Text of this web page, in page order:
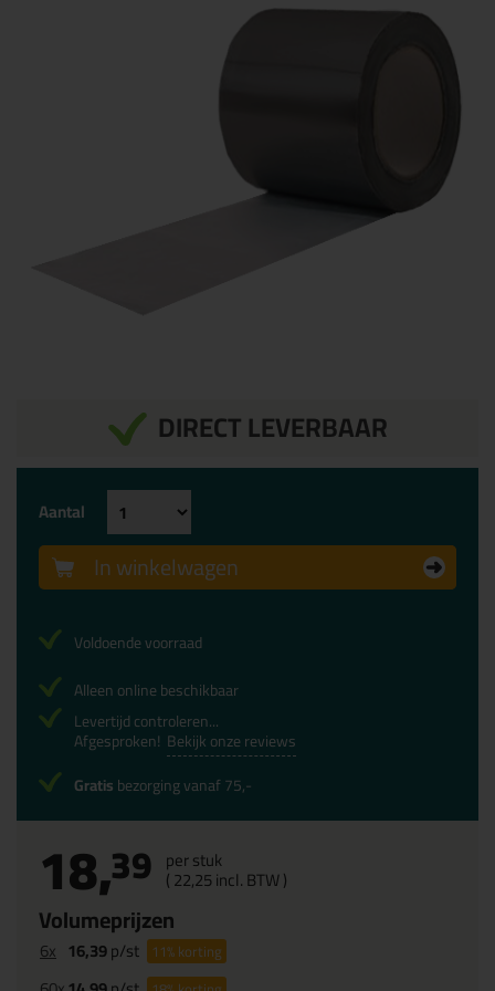
DIRECT LEVERBAAR
18,39 per stuk
(22,25incl. BTW )
Volumeprijzen
6x 16,39p/st 11%korting
Aantal
In winkelwagen
Voldoende voorraad
Alleen online beschikbaar
Levertijd controleren...
Afgesproken! Bekijk onze reviews
Gratisbezorging vanaf 75,-